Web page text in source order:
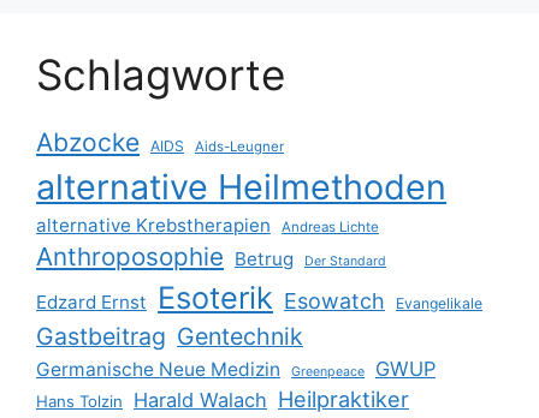
Schlagworte
Abzocke AIDS Aids-Leugner
alternative Heilmethoden
alternative Krebstherapien Andreas Lichte
Anthroposophie Betrug Der Standard
Edzard Ernst Esoterik Esowatch Evangelikale
Gastbeitrag Gentechnik
Germanische Neue Medizin Greenpeace GWUP
Hans Tolzin Harald Walach Heilpraktiker